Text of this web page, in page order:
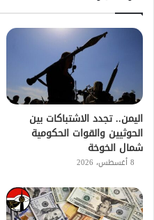
اليمن.. تجدد الاشتباكات بين
الحوثيين والقوات الحكومية
شمال الخوخة
8 أغسطس، 2026